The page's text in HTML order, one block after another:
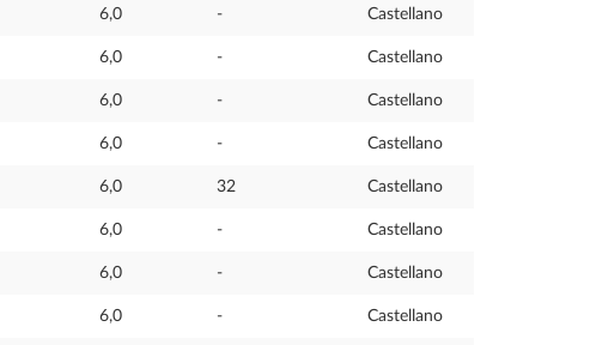
6,0 - Castellano
6,0 - Castellano
6,0 - Castellano
6,0 - Castellano
6,0 32 Castellano
6,0 - Castellano
6,0 - Castellano
6,0 - Castellano